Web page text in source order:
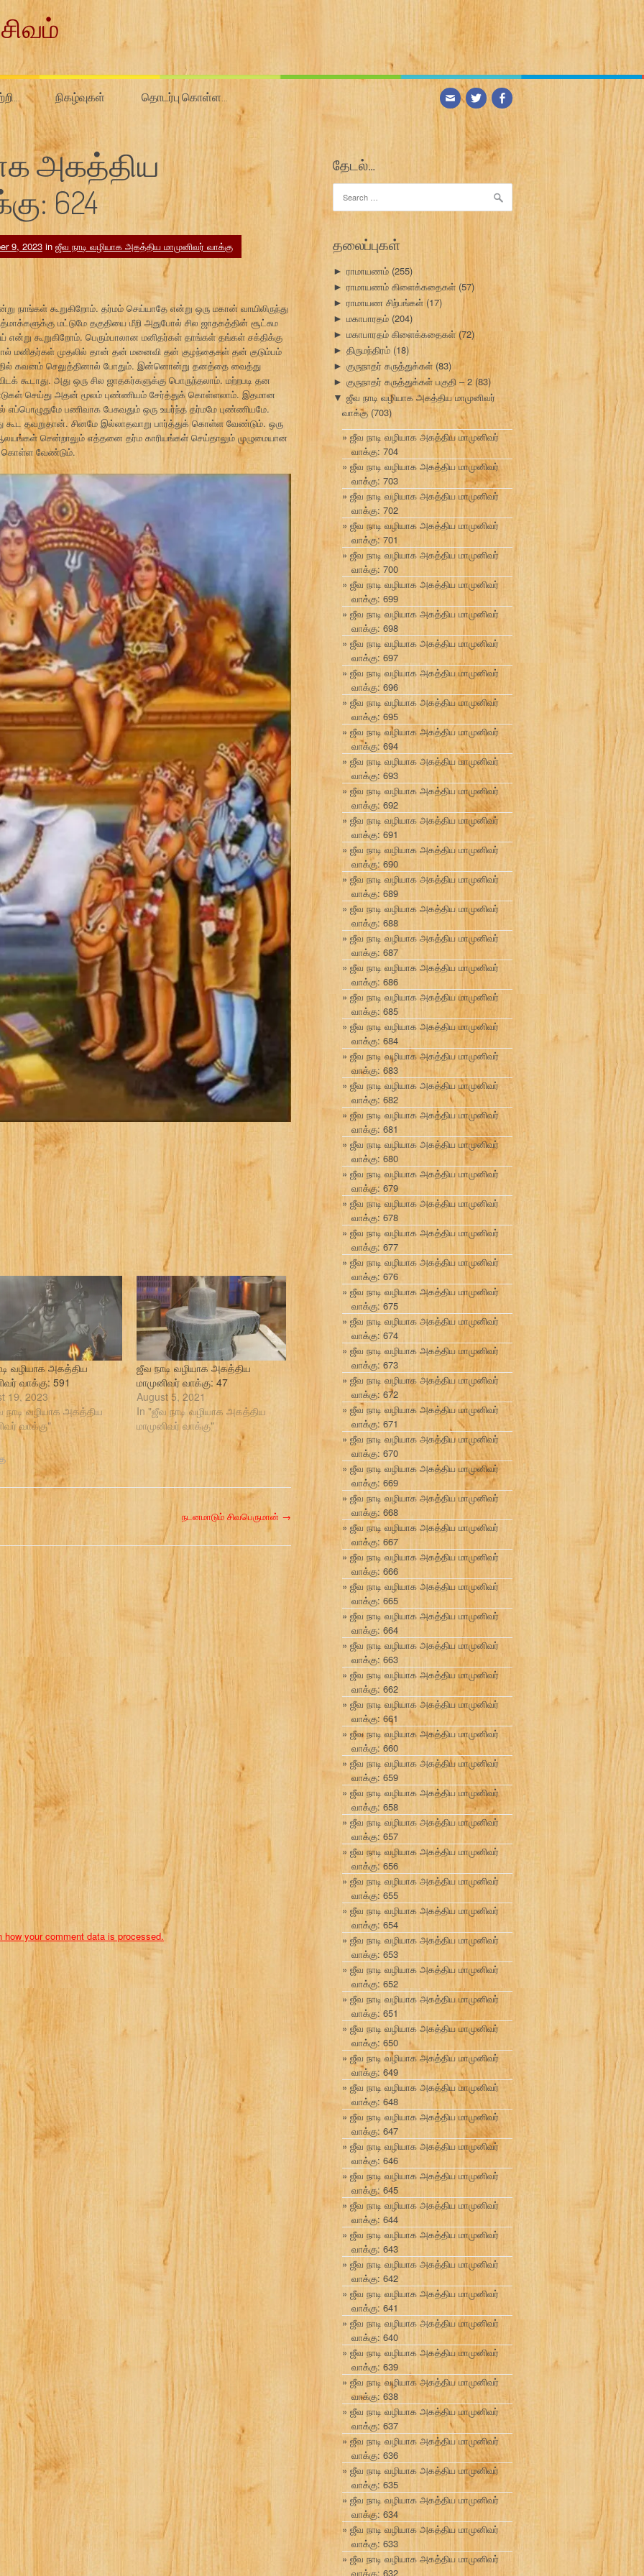
நிகழ்வுகள் தொடர்பு கொள்ள…
அகத்திய
624
9, 2023 in ஜீவ நாடி வழியாக அகத்திய மாமுனிவர் வாக்கு
கூறுகிறோம். தர்மம் செய்யாதே என்று ஒரு மகான் வாயிலிருந்து
மட்டுமே தகுதியை மீறி அதுபோல் சில ஜாதகத்தின் சூட்சும
கூறுகிறோம். பெரும்பாலான மனிதர்கள் தாங்கள் தங்கள் சக்திக்கு
மனிதர்கள் முதலில் தான் தன் மனைவி தன் குழந்தைகள் தன் குடும்பம்
கவனம் செலுத்தினால் போதும். இன்னொன்று தனத்தை வைத்து
கூடாது. அது ஒரு சில ஜாதகர்களுக்கு பொருந்தலாம். மற்றபடி தன
செய்து அதன் மூலம் புண்ணியம் சேர்த்துக் கொள்ளலாம். இதமான
பணிவாக பேசுவதும் ஒரு உயர்ந்த தர்மமே புண்ணியமே.
தவறுதான். சினமே இல்லாதவாறு பார்த்துக் கொள்ள வேண்டும். ஒரு
சென்றாலும் எத்தனை தர்ம காரியங்கள் செய்தாலும் முழுமையான
கொள்ள வேண்டும்.
வழியாக அகத்திய
வாக்கு: 591
19, 2023
நாடி வழியாக அகத்திய
வாக்கு"
ஜீவ நாடி வழியாக அகத்திய
மாமுனிவர் வாக்கு: 47
August 5, 2021
In "ஜீவ நாடி வழியாக அகத்திய
மாமுனிவர் வாக்கு"
நடனமாடும் சிவபெருமான் →
how your comment data is processed.
தேடல்…
for:
தலைப்புகள்
► ராமாயணம் (255)
► ராமாயணம் கிளைக்கதைகள் (57)
► ராமாயண சிற்பங்கள் (17)
► மகாபாரதம் (204)
► மகாபாரதம் கிளைக்கதைகள்(72)
► திருமந்திரம் (18)
► குருநாதர் கருத்துக்கள் (83)
► குருநாதர் கருத்துக்கள் பகுதி – 2 (83)
▼ ஜீவ நாடி வழியாக அகத்திய மாமுனிவர்
வாக்கு (703)
ஜீவ நாடி வழியாக அகத்திய மாமுனிவர்
வாக்கு: 704
ஜீவ நாடி வழியாக அகத்திய மாமுனிவர்
வாக்கு: 703
ஜீவ நாடி வழியாக அகத்திய மாமுனிவர்
வாக்கு: 702
ஜீவ நாடி வழியாக அகத்திய மாமுனிவர்
வாக்கு: 701
ஜீவ நாடி வழியாக அகத்திய மாமுனிவர்
வாக்கு: 700
ஜீவ நாடி வழியாக அகத்திய மாமுனிவர்
வாக்கு: 699
ஜீவ நாடி வழியாக அகத்திய மாமுனிவர்
வாக்கு: 698
ஜீவ நாடி வழியாக அகத்திய மாமுனிவர்
வாக்கு: 697
ஜீவ நாடி வழியாக அகத்திய மாமுனிவர்
வாக்கு: 696
ஜீவ நாடி வழியாக அகத்திய மாமுனிவர்
வாக்கு: 695
ஜீவ நாடி வழியாக அகத்திய மாமுனிவர்
வாக்கு: 694
ஜீவ நாடி வழியாக அகத்திய மாமுனிவர்
வாக்கு: 693
ஜீவ நாடி வழியாக அகத்திய மாமுனிவர்
வாக்கு: 692
ஜீவ நாடி வழியாக அகத்திய மாமுனிவர்
வாக்கு: 691
ஜீவ நாடி வழியாக அகத்திய மாமுனிவர்
வாக்கு: 690
ஜீவ நாடி வழியாக அகத்திய மாமுனிவர்
வாக்கு: 689
ஜீவ நாடி வழியாக அகத்திய மாமுனிவர்
வாக்கு: 688
ஜீவ நாடி வழியாக அகத்திய மாமுனிவர்
வாக்கு: 687
ஜீவ நாடி வழியாக அகத்திய மாமுனிவர்
வாக்கு: 686
ஜீவ நாடி வழியாக அகத்திய மாமுனிவர்
வாக்கு: 685
ஜீவ நாடி வழியாக அகத்திய மாமுனிவர்
வாக்கு: 684
ஜீவ நாடி வழியாக அகத்திய மாமுனிவர்
வாக்கு: 683
ஜீவ நாடி வழியாக அகத்திய மாமுனிவர்
வாக்கு: 682
ஜீவ நாடி வழியாக அகத்திய மாமுனிவர்
வாக்கு: 681
ஜீவ நாடி வழியாக அகத்திய மாமுனிவர்
வாக்கு: 680
ஜீவ நாடி வழியாக அகத்திய மாமுனிவர்
வாக்கு: 679
ஜீவ நாடி வழியாக அகத்திய மாமுனிவர்
வாக்கு: 678
ஜீவ நாடி வழியாக அகத்திய மாமுனிவர்
வாக்கு: 677
ஜீவ நாடி வழியாக அகத்திய மாமுனிவர்
வாக்கு: 676
ஜீவ நாடி வழியாக அகத்திய மாமுனிவர்
வாக்கு: 675
ஜீவ நாடி வழியாக அகத்திய மாமுனிவர்
வாக்கு: 674
ஜீவ நாடி வழியாக அகத்திய மாமுனிவர்
வாக்கு: 673
ஜீவ நாடி வழியாக அகத்திய மாமுனிவர்
வாக்கு: 672
ஜீவ நாடி வழியாக அகத்திய மாமுனிவர்
வாக்கு: 671
ஜீவ நாடி வழியாக அகத்திய மாமுனிவர்
வாக்கு: 670
ஜீவ நாடி வழியாக அகத்திய மாமுனிவர்
வாக்கு: 669
ஜீவ நாடி வழியாக அகத்திய மாமுனிவர்
வாக்கு: 668
ஜீவ நாடி வழியாக அகத்திய மாமுனிவர்
வாக்கு: 667
ஜீவ நாடி வழியாக அகத்திய மாமுனிவர்
வாக்கு: 666
ஜீவ நாடி வழியாக அகத்திய மாமுனிவர்
வாக்கு: 665
ஜீவ நாடி வழியாக அகத்திய மாமுனிவர்
வாக்கு: 664
ஜீவ நாடி வழியாக அகத்திய மாமுனிவர்
வாக்கு: 663
ஜீவ நாடி வழியாக அகத்திய மாமுனிவர்
வாக்கு: 662
ஜீவ நாடி வழியாக அகத்திய மாமுனிவர்
வாக்கு: 661
ஜீவ நாடி வழியாக அகத்திய மாமுனிவர்
வாக்கு: 660
ஜீவ நாடி வழியாக அகத்திய மாமுனிவர்
வாக்கு: 659
ஜீவ நாடி வழியாக அகத்திய மாமுனிவர்
வாக்கு: 658
ஜீவ நாடி வழியாக அகத்திய மாமுனிவர்
வாக்கு: 657
ஜீவ நாடி வழியாக அகத்திய மாமுனிவர்
வாக்கு: 656
ஜீவ நாடி வழியாக அகத்திய மாமுனிவர்
வாக்கு: 655
ஜீவ நாடி வழியாக அகத்திய மாமுனிவர்
வாக்கு: 654
ஜீவ நாடி வழியாக அகத்திய மாமுனிவர்
வாக்கு: 653
ஜீவ நாடி வழியாக அகத்திய மாமுனிவர்
வாக்கு: 652
ஜீவ நாடி வழியாக அகத்திய மாமுனிவர்
வாக்கு: 651
ஜீவ நாடி வழியாக அகத்திய மாமுனிவர்
வாக்கு: 650
ஜீவ நாடி வழியாக அகத்திய மாமுனிவர்
வாக்கு: 649
ஜீவ நாடி வழியாக அகத்திய மாமுனிவர்
வாக்கு: 648
ஜீவ நாடி வழியாக அகத்திய மாமுனிவர்
வாக்கு: 647
ஜீவ நாடி வழியாக அகத்திய மாமுனிவர்
வாக்கு: 646
ஜீவ நாடி வழியாக அகத்திய மாமுனிவர்
வாக்கு: 645
ஜீவ நாடி வழியாக அகத்திய மாமுனிவர்
வாக்கு: 644
ஜீவ நாடி வழியாக அகத்திய மாமுனிவர்
வாக்கு: 643
ஜீவ நாடி வழியாக அகத்திய மாமுனிவர்
வாக்கு: 642
ஜீவ நாடி வழியாக அகத்திய மாமுனிவர்
வாக்கு: 641
ஜீவ நாடி வழியாக அகத்திய மாமுனிவர்
வாக்கு: 640
ஜீவ நாடி வழியாக அகத்திய மாமுனிவர்
வாக்கு: 639
ஜீவ நாடி வழியாக அகத்திய மாமுனிவர்
வாக்கு: 638
ஜீவ நாடி வழியாக அகத்திய மாமுனிவர்
வாக்கு: 637
ஜீவ நாடி வழியாக அகத்திய மாமுனிவர்
வாக்கு: 636
ஜீவ நாடி வழியாக அகத்திய மாமுனிவர்
வாக்கு: 635
ஜீவ நாடி வழியாக அகத்திய மாமுனிவர்
வாக்கு: 634
ஜீவ நாடி வழியாக அகத்திய மாமுனிவர்
வாக்கு: 633
ஜீவ நாடி வழியாக அகத்திய மாமுனிவர்
வாக்கு: 632